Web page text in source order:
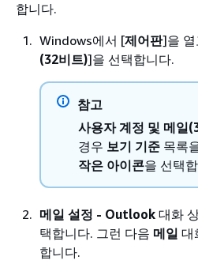
합니다.
Windows에서 [제어판]을
(32비트)]을 선택합니다.
참고
사용자 계정 및 메일
경우 보기 기준 목록
작은 아이콘을 선택
메일 설정 - Outlook 대화
택합니다. 그런 다음 메일 대
합니다.